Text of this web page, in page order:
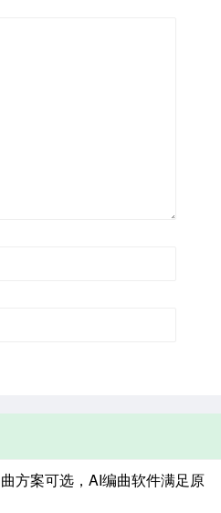
方案可选，AI编曲软件满足原